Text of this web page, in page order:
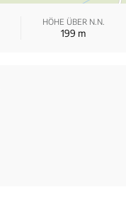
HÖHE ÜBER N.N.
199 m